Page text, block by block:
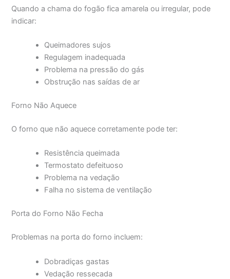
Quando a chama do fogão fica amarela ou irregular, pode
indicar:
Queimadores sujos
Regulagem inadequada
Problema na pressão do gás
Obstrução nas saídas de ar
Forno Não Aquece
O forno que não aquece corretamente pode ter:
Resistência queimada
Termostato defeituoso
Problema na vedação
Falha no sistema de ventilação
Porta do Forno Não Fecha
Problemas na porta do forno incluem:
Dobradiças gastas
Vedação ressecada